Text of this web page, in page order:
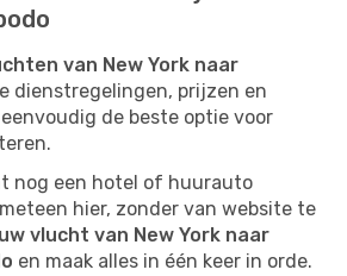
van New York naar
dienstregelingen, prijzen en
de beste optie voor
nog een hotel of huurauto
hier, zonder van website te
vlucht van New York naar
en maak alles in één keer in orde.